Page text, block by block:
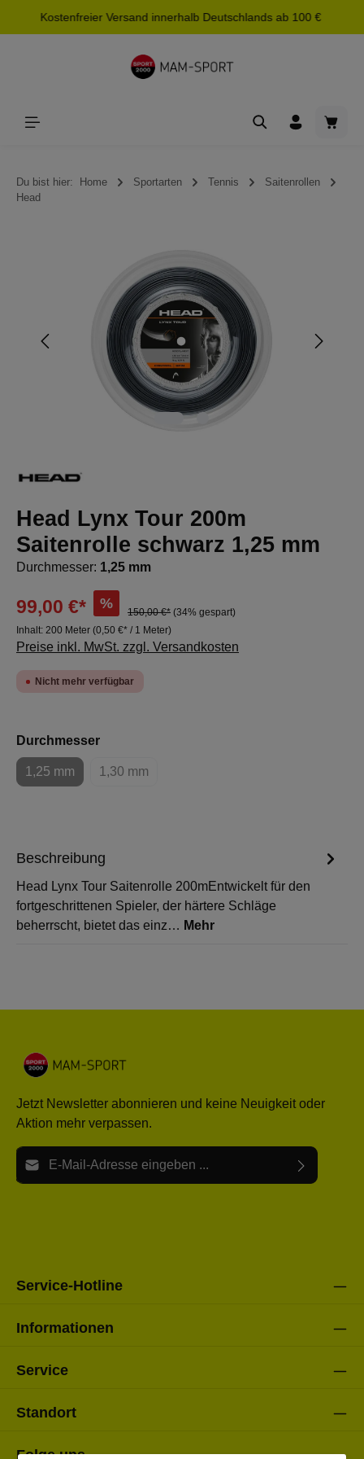
springen
Kostenfreier Versand innerhalb Deutschlands ab 100 €
Du bist hier: Home Sportarten Tennis
Saitenrollen
Head
Head Lynx Tour 200m
Saitenrolle schwarz 1,25 mm
Durchmesser: 1,25 mm
99,00 €* %
150,00 €* (34% gespart)
Inhalt: 200 Meter (0,50 €* / 1 Meter)
Preise inkl. MwSt. zzgl. Versandkosten
Nicht mehr verfügbar
Durchmesserauswählen
1,25 mm
(Diese Option ist zurzeit nicht verfügbar.)
1,30 mm
(Diese Option ist zurzeit nicht verfügbar.)
Beschreibung
Head Lynx Tour Saitenrolle 200mEntwickelt für den
fortgeschrittenen Spieler, der härtere Schläge
beherrscht, bietet das einz… Mehr
Jetzt Newsletter abonnieren und keine Neuigkeit oder
Aktion mehr verpassen.
E-Mail-Adresse*
Service-Hotline
Informationen
Service
Standort
Folge uns